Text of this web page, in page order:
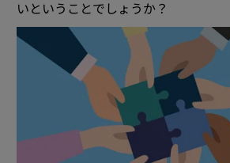
いということでしょうか？